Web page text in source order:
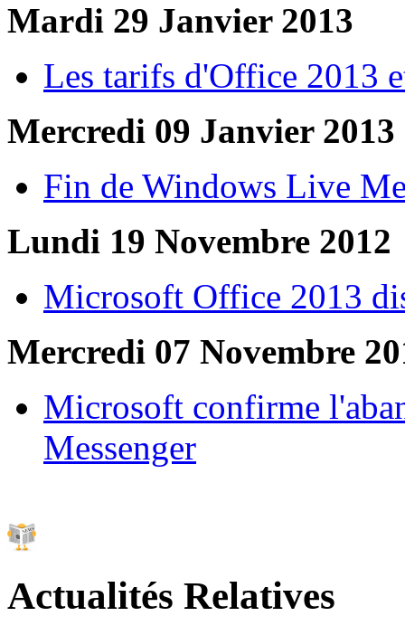
Mardi 29 Janvier 2013
Les tarifs d'Office 2013
Mercredi 09 Janvier 2013
Fin de Windows Live
Lundi 19 Novembre 2012
Microsoft Office 2013
Mercredi 07 Novembre
Microsoft confirme
Messenger
Actualités Relatives